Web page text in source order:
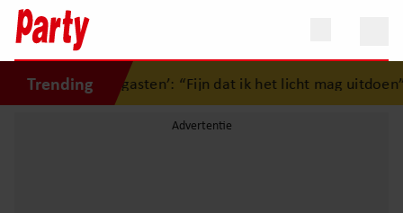
Trending
van ‘Zomergasten’: “Fijn dat ik het licht mag uitdoen”